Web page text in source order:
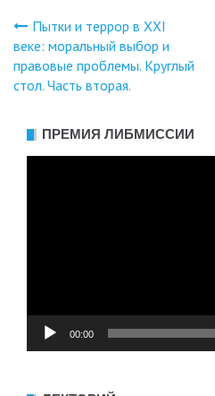
Навигация
по
записям
Пытки и террор в ХХI
веке: моральный выбор и
правовые проблемы. Круглый
стол. Часть вторая.
ПРЕМИЯ ЛИБМИССИИ
00:00